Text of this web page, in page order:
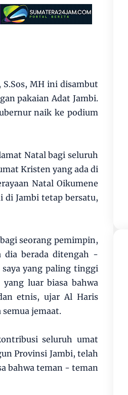
MH ini disambut
pakaian Adat Jambi.
naik ke podium
Natal bagi seluruh
Kristen yang ada di
Natal Oikumene
Jambi tetap bersatu,
seorang pemimpin,
dia berada ditengah -
yang paling tinggi
luar biasa bahwa
etnis, ujar Al Haris
jemaat.
seluruh umat
Provinsi Jambi, telah
bahwa teman - teman